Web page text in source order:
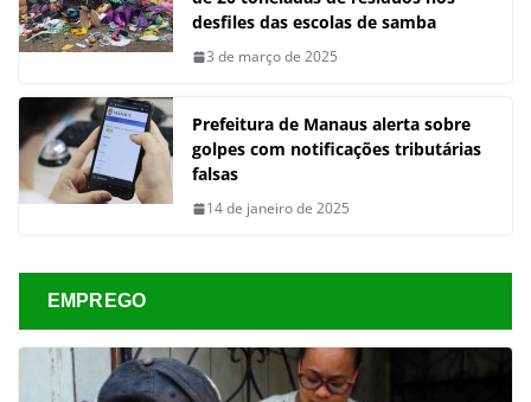
desfiles das escolas de samba
3 de março de 2025
Prefeitura de Manaus alerta sobre
golpes com notificações tributárias
falsas
14 de janeiro de 2025
EMPREGO